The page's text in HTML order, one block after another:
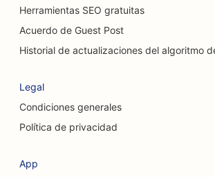
SEO para servicios de limpieza
SEO para cirujanos craneofaciales
SEO para cafeterías
Herramientas SEO gratuitas
Acuerdo de Guest Post
Historial de actualizaciones del algoritmo
Legal
Condiciones generales
Política de privacidad
App